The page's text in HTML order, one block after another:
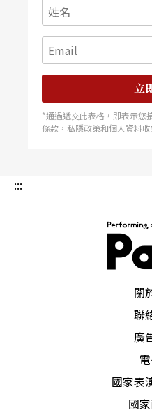
立
*通過遞交此表格，即表示您
條款，私隱政策和個人資料收
:::
關
聯
廣
國家表
國